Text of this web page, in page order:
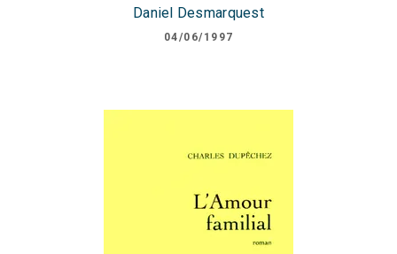
Daniel Desmarquest
04/06/1997